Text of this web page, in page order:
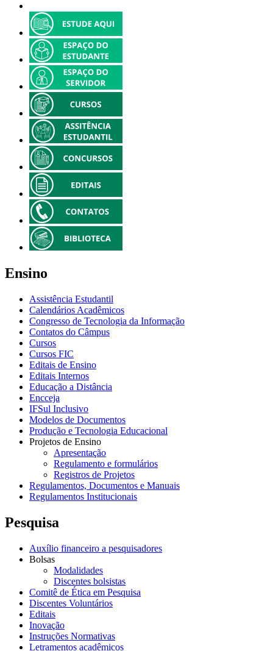
Ensino
Assistência Estudantil
Calendários Acadêmicos
Congresso de Tecnologia da Informação
Contatos do Câmpus
Cursos
Cursos FIC
Editais de Ensino
Editais Internos
Educação a Distância
Encceja
IFSul Inclusivo
Modelos de Documentos
Produção e Tecnologia Educacional
Projetos de Ensino
Apresentação
Regulamento e formulários
Registros de Projetos
Regulamentos, Documentos e Manuais
Regulamentos Institucionais
Pesquisa
Auxílio financeiro a pesquisadores
Bolsas
Modalidades
Discentes bolsistas
Comitê de Ética em Pesquisa
Discentes Voluntários
Editais
Inovação
Instruções Normativas
Letramentos acadêmicos